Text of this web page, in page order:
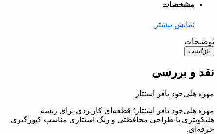
مشخصات
نمایش بیشتر
توضیحات
بازگشت
نقد و بررسی
مهره هلی‌چود بافر استتار
مهره هلی‌چود بافر استتار؛ قطعه‌ای کاربردی برای ریسه
هلیکوپتری با طراحی محافظتی و رنگ استتاری مناسب کپورگیری
حرفه‌ای.